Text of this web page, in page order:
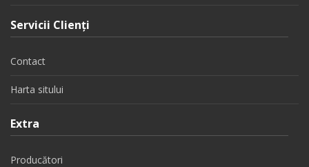
Servicii Clienţi
Contact
Harta sitului
Extra
Producători